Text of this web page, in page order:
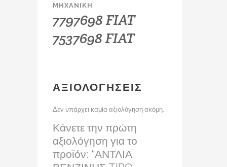
MHXANIKH
7797698 FIAT
7537698 FIAT
ΑΞΙΟΛΟΓΉΣΕΙΣ
Δεν υπάρχει καμία αξιολόγηση ακόμη.
Κάνετε την πρώτη
αξιολόγηση για το
προϊόν: “ΑΝΤΛΙΑ